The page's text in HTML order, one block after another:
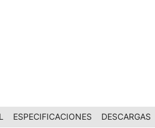
ESPECIFICACIONES DESCARGAS